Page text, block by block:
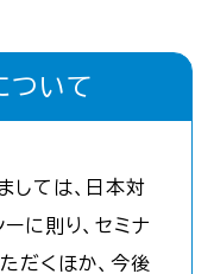
ついて
しては、日本対
に則り、セミナ
だくほか、今後